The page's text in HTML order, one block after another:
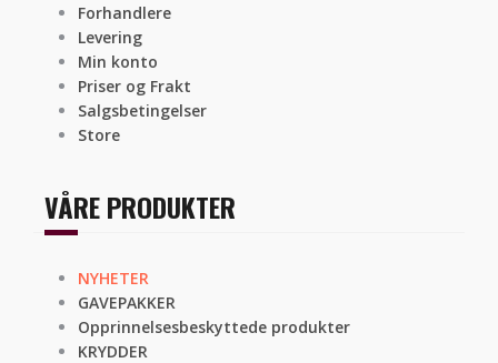
Forhandlere
Levering
Min konto
Priser og Frakt
Salgsbetingelser
Store
VÅRE PRODUKTER
NYHETER
GAVEPAKKER
Opprinnelsesbeskyttede produkter
KRYDDER